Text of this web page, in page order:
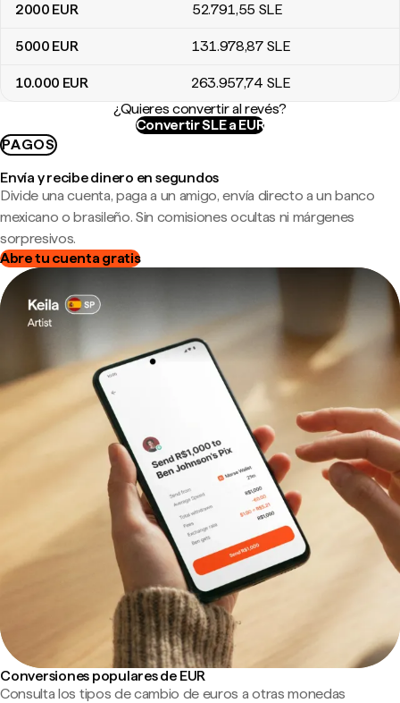
2000 EUR 52.791,55 SLE
5000 EUR 131.978,87 SLE
10.000 EUR 263.957,74 SLE
¿Quieres convertir al revés?
Convertir SLE a EUR
PAGOS
Envía y recibe dinero en segundos
Divide una cuenta, paga a un amigo, envía directo a un banco
mexicano o brasileño. Sin comisiones ocultas ni márgenes
sorpresivos.
Abre tu cuenta gratis
Conversiones populares de EUR
Consulta los tipos de cambio de euros a otras monedas